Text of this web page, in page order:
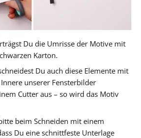
Du die Umrisse der Motive mit
Karton.
Du auch diese Elemente mit
unserer Fensterbilder
Cutter aus – so wird das Motiv
beim Schneiden mit einem
Du eine schnittfeste Unterlage